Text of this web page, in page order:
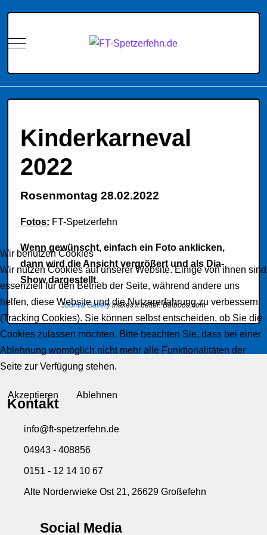
Mobile Menu Toggle
Kinderkarneval
2022
Rosenmontag 28.02.2022
Fotos: FT-Spetzerfehn
Wenn gewünscht, einfach ein Foto anklicken,
dann wird die Ansicht vergrößert und als Dia-
Show dargestellt.
Joomla Gallerymakes it better. Balbooa.com
Kontakt
info@ft-spetzerfehn.de
04943 - 408856
0151 - 12 14 10 67
Alte Norderwieke Ost 21, 26629 Großefehn
Social Media
Wir benutzen Cookies
Wir nutzen Cookies auf unserer Website. Einige von ihnen sind
essenziell für den Betrieb der Seite, während andere uns
helfen, diese Website und die Nutzererfahrung zu verbessern
(Tracking Cookies). Sie können selbst entscheiden, ob Sie die
Cookies zulassen möchten. Bitte beachten Sie, dass bei einer
Ablehnung womöglich nicht mehr alle Funktionalitäten der
Seite zur Verfügung stehen.
Akzeptieren Ablehnen